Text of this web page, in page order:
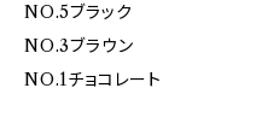
NO.5ブラック
NO.3ブラウン
NO.1チョコレート